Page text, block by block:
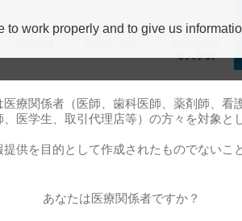
導⼊事例
医療関係者（医師、歯科医師、薬剤師、看
医学生、取引代理店等）の方々を対象と
供を目的として作成されたものでないこ
あなたは医療関係者ですか？
work properly and to give us